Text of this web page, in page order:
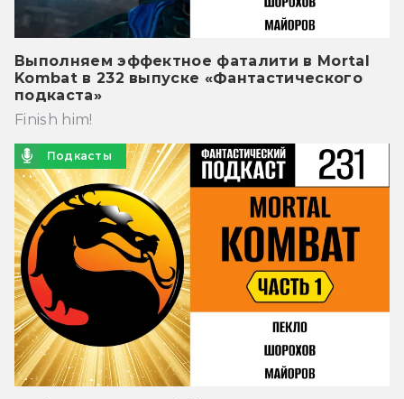
Выполняем эффектное фаталити в Mortal
Kombat в 232 выпуске «Фантастического
подкаста»
Finish him!
Подкасты